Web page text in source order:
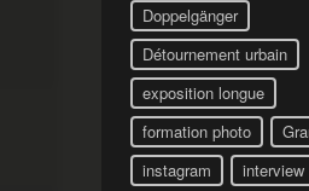
Doppelgänger
Détournement urbain
exposition longue
formation photo
instagram
interview